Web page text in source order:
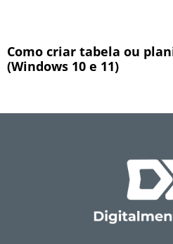
Como criar tabela ou
(Windows 10 e 11)